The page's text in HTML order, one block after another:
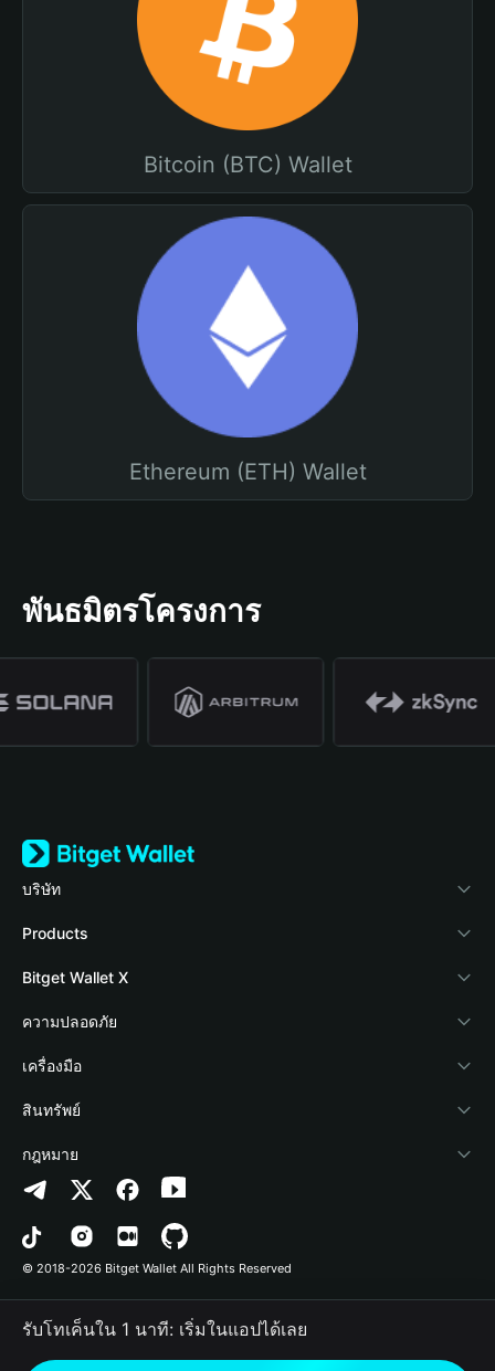
Bitcoin (BTC) Wallet
Ethereum (ETH) Wallet
พันธมิตรโครงการ
บริษัท
เกี่ยวกับ Bitget Wallet
Blog
Academy
ข่าวสารด้านคริปโต
ศูนย์ช่วยเหลือ
ติดต่อเรา
ทรัพยากรข้อมูลของแบรนด์
อาชีพ
Products
Crypto Card
Stablecoin Earn
Payfi Crypto
Crypto Swap API
Altcoin Season Index
Prediction Markets
DApp
RWA
Bitget Wallet X
นักพัฒนา
เชื่อมต่อ Wallet
Bitget Wallet Pay
ลิสต์โปรเจกต์
ความปลอดภัย
Protection Fund
เทคโนโลยีความปลอดภัย
เครื่องมือ
ซื้อคริปโต
การตรวจจับการอนุญาต
การตรวจจับสัญญา
การโอนเป็นชุด
สินทรัพย์
Arbitrum
Avalanche
Bitcoin
Polygon
กฎหมาย
นโยบายความเป็นส่วนตัว
ข้อตกลงในการใช้บริการ
© 2018-2026 Bitget Wallet All Rights Reserved
รับโทเค็นใน 1 นาที: เริ่มในแอปได้เลย